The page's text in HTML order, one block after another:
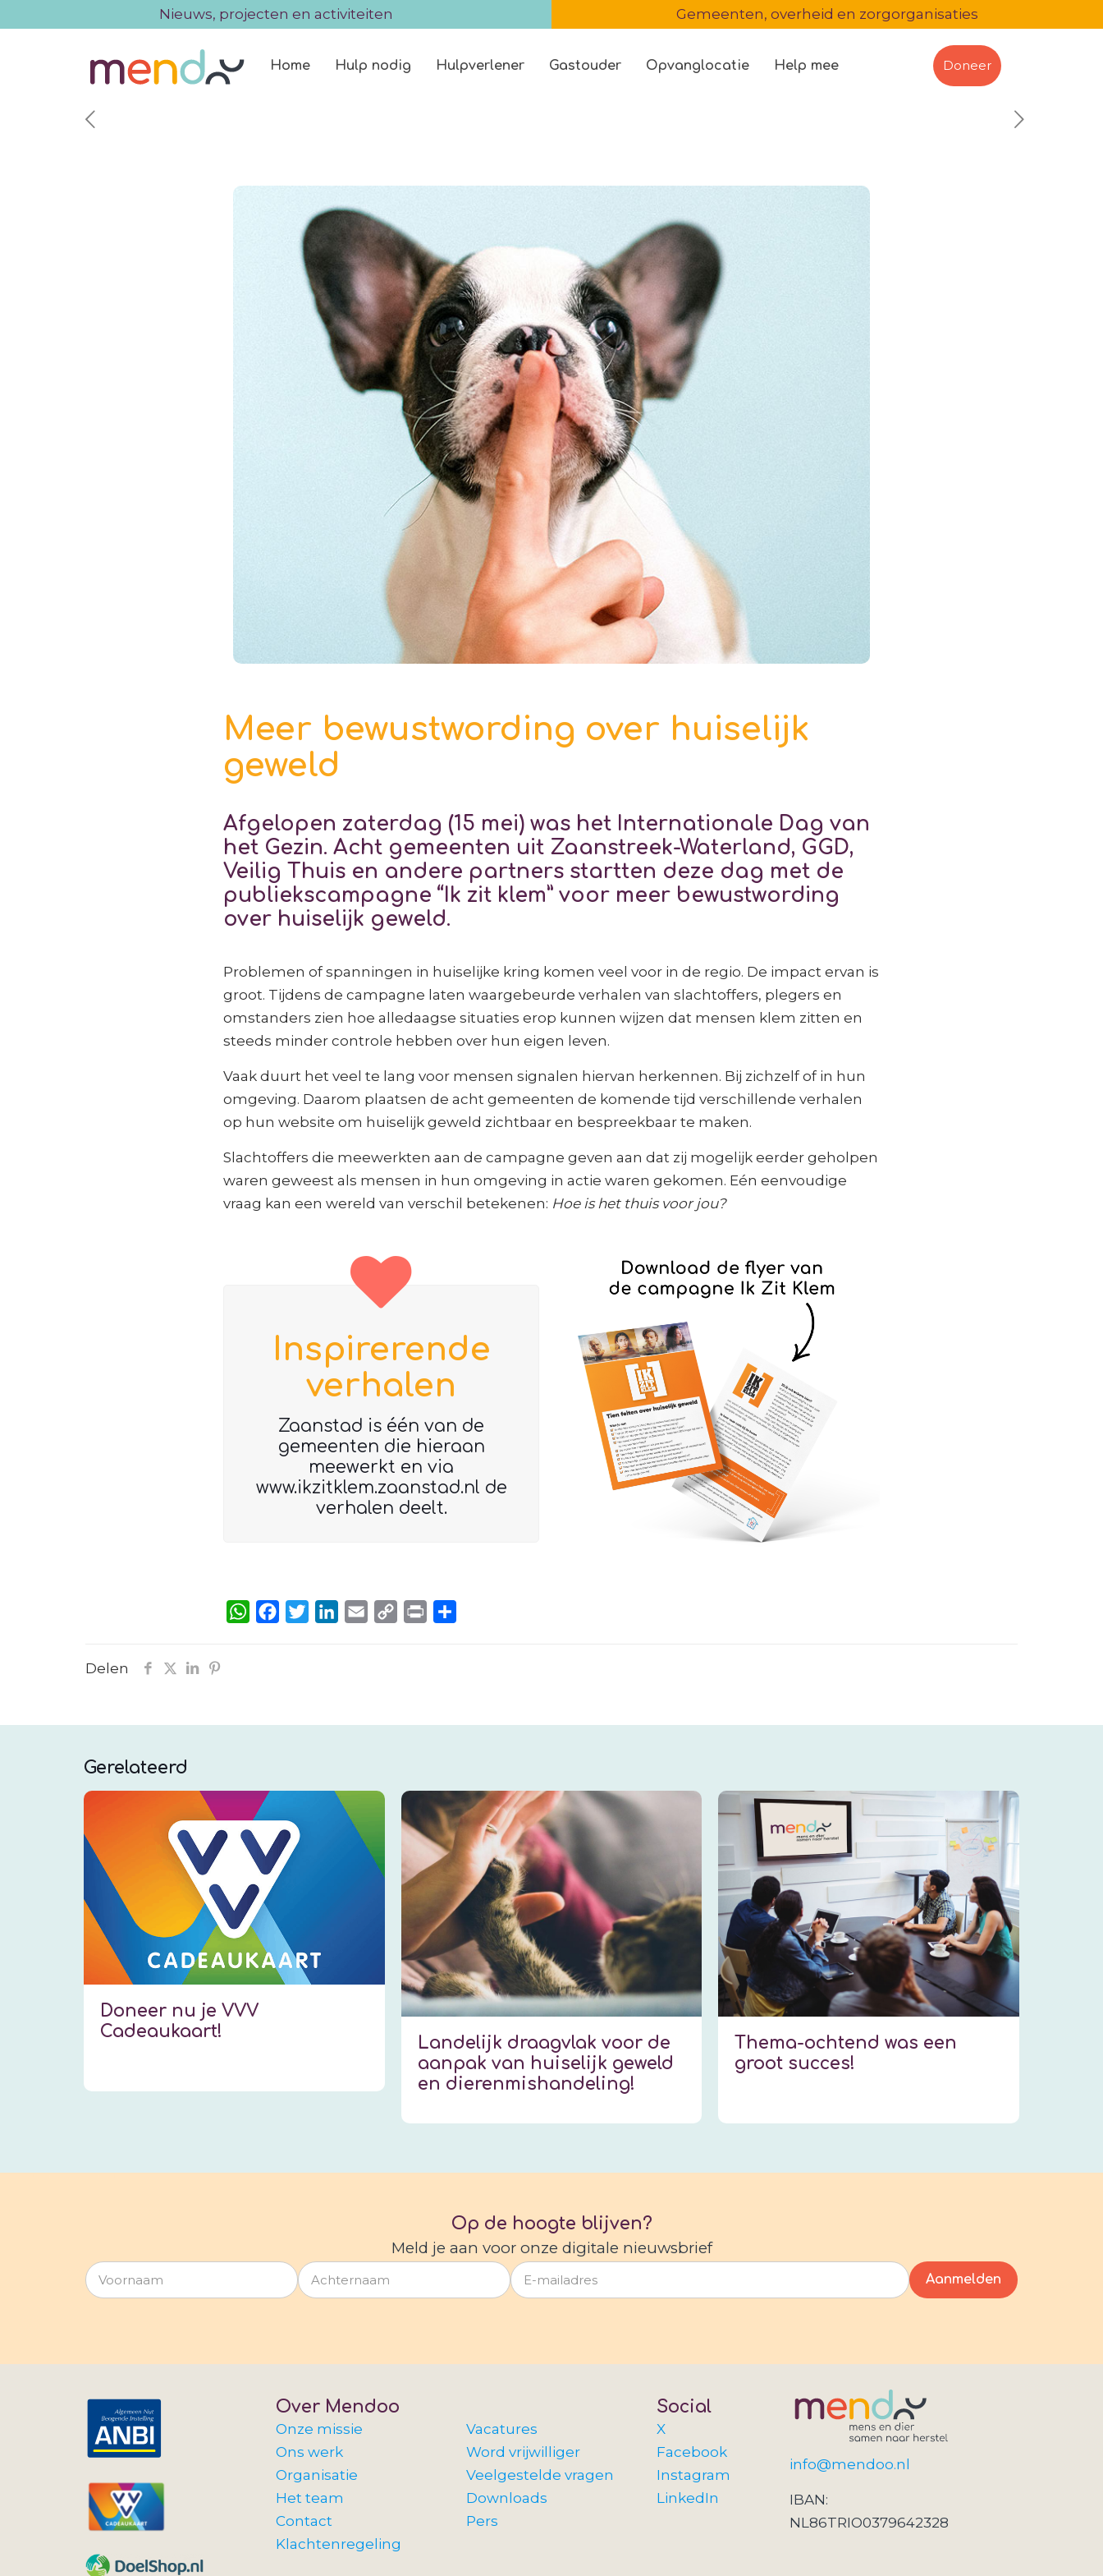
Nieuws, projecten en activiteiten Gemeenten, overheid en zorgorganisaties
Home Hulp nodig Hulpverlener Gastouder Opvanglocatie Help mee Doneer
Meer bewustwording over huiselijk
geweld
Afgelopen zaterdag (15 mei) was het Internationale Dag van
het Gezin. Acht gemeenten uit Zaanstreek-Waterland, GGD,
Veilig Thuis en andere partners startten deze dag met de
publiekscampagne “Ik zit klem” voor meer bewustwording
over huiselijk geweld.
Problemen of spanningen in huiselijke kring komen veel voor in de regio. De impact ervan is
groot. Tijdens de campagne laten waargebeurde verhalen van slachtoffers, plegers en
omstanders zien hoe alledaagse situaties erop kunnen wijzen dat mensen klem zitten en
steeds minder controle hebben over hun eigen leven.
Vaak duurt het veel te lang voor mensen signalen hiervan herkennen. Bij zichzelf of in hun
omgeving. Daarom plaatsen de acht gemeenten de komende tijd verschillende verhalen
op hun website om huiselijk geweld zichtbaar en bespreekbaar te maken.
Slachtoffers die meewerkten aan de campagne geven aan dat zij mogelijk eerder geholpen
waren geweest als mensen in hun omgeving in actie waren gekomen. Eén eenvoudige
vraag kan een wereld van verschil betekenen: Hoe is het thuis voor jou?
Inspirerende
verhalen
Zaanstad is één van de
gemeenten die hieraan
meewerkt en via
www.ikzitklem.zaanstad.nl de
verhalen deelt.
WhatsAppFacebookTwitterLinkedIn
Email Copy
Print
Delen
Gerelateerd
Doneer nu je VVV
Cadeaukaart!
Landelijk draagvlak voor de
aanpak van huiselijk geweld
en dierenmishandeling!
Thema-ochtend was een
groot succes!
Op de hoogte blijven?
Meld je aan voor onze digitale nieuwsbrief
Over Mendoo
Onze missie
Ons werk
Organisatie
Het team
Contact
Klachtenregeling
Vacatures
Word vrijwilliger
Veelgestelde vragen
Downloads
Pers
Social
X
Facebook
Instagram
LinkedIn
info@mendoo.nl
IBAN:
NL86TRIO0379642328